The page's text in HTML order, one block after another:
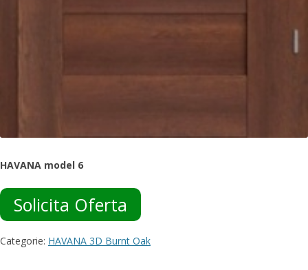
HAVANA model 6
Solicita Oferta
Categorie: HAVANA 3D Burnt Oak